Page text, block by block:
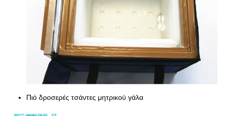
Πιό δροσερές τσάντες μητρικού γάλα